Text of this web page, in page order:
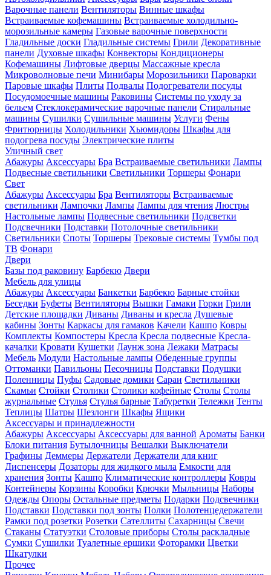
Варочные панели Вентиляторы Винные шкафы
Встраиваемые кофемашины Встраиваемые холодильно-
морозильные камеры Газовые варочные поверхности
Гладильные доски Гладильные системы Грили Декоративные
панели Духовые шкафы Конвекторы Кондиционеры
Кофемашины Лифтовые дверцы Массажные кресла
Микроволновые печи Минибары Морозильники Пароварки
Паровые шкафы Плиты Подвалы Подогреватели посуды
Посудомоечные машины Раковины Системы по уходу за
бельем Стеклокерамические варочные панели Стиральные
машины Сушилки Сушильные машины Услуги Фены
Фритюрницы Холодильники Хьюмидоры Шкафы для
подогрева посуды Электрические плиты
Уличный свет
Абажуры Аксессуары Бра Встраиваемые светильники Лампы
Подвесные светильники Светильники Торшеры Фонари
Свет
Абажуры Аксессуары Бра Вентиляторы Встраиваемые
светильники Лампочки Лампы Лампы для чтения Люстры
Настольные лампы Подвесные светильники Подсветки
Подсвечники Подставки Потолочные светильники
Светильники Споты Торшеры Трековые системы Тумбы под
ТВ Фонари
Двери
Базы под раковину Барбекю Двери
Мебель для улицы
Абажуры Аксессуары Банкетки Барбекю Барные стойки
Беседки Буфеты Вентиляторы Вышки Гамаки Горки Грили
Детские площадки Диваны Диваны и кресла Душевые
кабины Зонты Каркасы для гамаков Качели Кашпо Ковры
Комплекты Компостеры Кресла Кресла подвесные Кресла-
качалки Кровати Кушетки Лаунж зона Лежаки Матрасы
Мебель Модули Настольные лампы Обеденные группы
Оттоманки Павильоны Песочницы Подставки Подушки
Поленницы Пуфы Садовые домики Сараи Светильники
Скамьи Стойки Столики Столики кофейные Столы Столы
журнальные Стулья Стулья барные Табуретки Тележки Тенты
Теплицы Шатры Шезлонги Шкафы Ящики
Аксессуары и принадлежности
Абажуры Аксессуары Аксессуары для ванной Ароматы Банки
Блоки питания Бутылочницы Вешалки Выключатели
Графины Деммеры Держатели Держатели для книг
Диспенсеры Дозаторы для жидкого мыла Емкости для
хранения Зонты Кашпо Климатические контроллеры Ковры
Контейнеры Корзины Коробки Крючки Мыльницы Наборы
Одежды Опоры Остальные предметы Подарки Подсвечники
Подставки Подставки под зонты Полки Полотенцедержатели
Рамки под розетки Розетки Сателлиты Сахарницы Свечи
Стаканы Статуэтки Столовые приборы Столы раскладные
Сумки Сушилки Туалетные ершики Фоторамки Цветки
Шкатулки
Прочее